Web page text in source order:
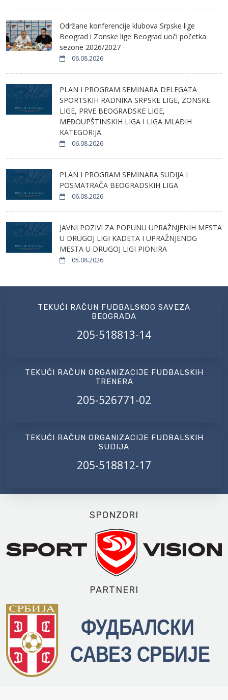
Održane konferencije klubova Srpske lige
Beograd i Zonske lige Beograd uoči početka
sezone 2026/2027
06.08.2026
PLAN I PROGRAM SEMINARA DELEGATA
SPORTSKIH RADNIKA SRPSKE LIGE, ZONSKE
LIGE, PRVE BEOGRADSKE LIGE,
MEĐOUPŠTINSKIH LIGA I LIGA MLAĐIH
KATEGORIJA
06.08.2026
PLAN I PROGRAM SEMINARA SUDIJA I
POSMATRAČA BEOGRADSKIH LIGA
06.08.2026
JAVNI POZIVI ZA POPUNU UPRAŽNJENIH MESTA
U DRUGOJ LIGI KADETA I UPRAŽNJENOG
MESTA U DRUGOJ LIGI PIONIRA
05.08.2026
TEKUĆI RAČUN FUDBALSKOG SAVEZA
BEOGRADA
205-518813-14
TEKUĆI RAČUN ORGANIZACIJE FUDBALSKIH
TRENERA
205-526771-02
TEKUĆI RAČUN ORGANIZACIJE FUDBALSKIH
SUDIJA
205-518812-17
SPONZORI
PARTNERI